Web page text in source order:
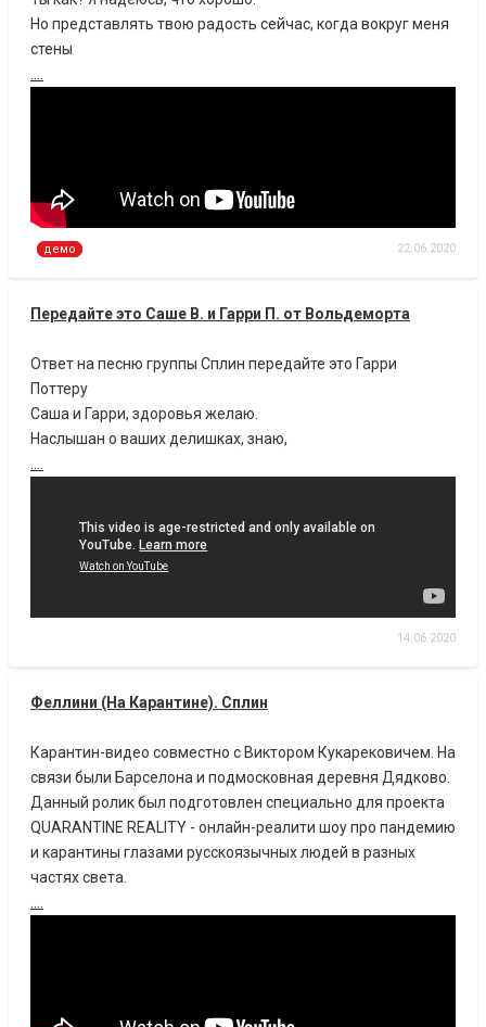
Но представлять твою радость сейчас, когда вокруг меня
стены
демо 22.06.2020
Передайте это Саше В. и Гарри П. от Вольдеморта
Ответ на песню группы Сплин передайте это Гарри
Поттеру
Саша и Гарри, здоровья желаю.
Наслышан о ваших делишках, знаю,
14.06.2020
Феллини (На Карантине). Сплин
Карантин-видео совместно с Виктором Кукарековичем. На
связи были Барселона и подмосковная деревня Дядково.
Данный ролик был подготовлен специально для проекта
QUARANTINE REALITY - онлайн-реалити шоу про пандемию
и карантины глазами русскоязычных людей в разных
частях света.